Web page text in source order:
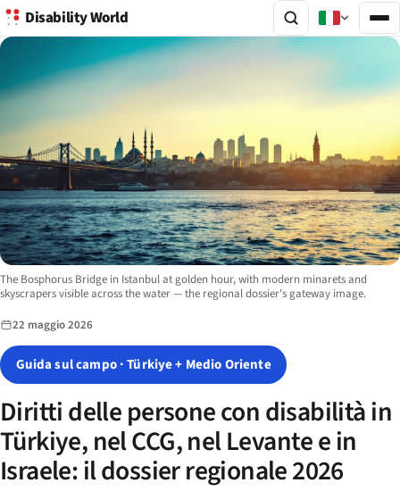
Disability World
Image description:
The Bosphorus Bridge in Istanbul at golden hour, with modern minarets and
skyscrapers visible across the water — the regional dossier's gateway image.
22 maggio 2026
Guida sul campo · Türkiye + Medio Oriente
Diritti delle persone con disabilità in
Türkiye, nel CCG, nel Levante e in
Israele: il dossier regionale 2026